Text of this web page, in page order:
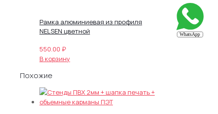
Рамка алюминиевая из профиля
NELSEN цветной
550.00 ₽
В корзину
Похожие